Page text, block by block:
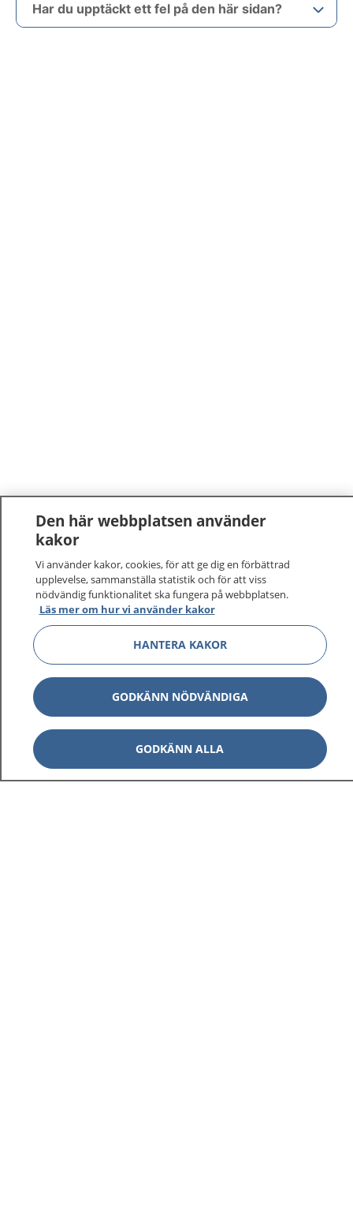
Har du upptäckt ett fel på den här sidan?
1177 tryggt om din hälsa och vård
På 1177.se får du råd om hälsa och information om
Den här webbplatsen använder
kakor
Vi använder kakor, cookies, för att ge dig en förbättrad
upplevelse, sammanställa statistik och för att viss
nödvändig funktionalitet ska fungera på webbplatsen.
Läs mer om hur vi använder kakor
HANTERA KAKOR
GODKÄNN NÖDVÄNDIGA
GODKÄNN ALLA